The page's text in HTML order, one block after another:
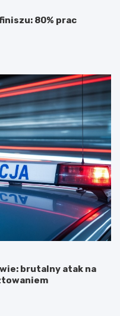
80% prac
brutalny atak na